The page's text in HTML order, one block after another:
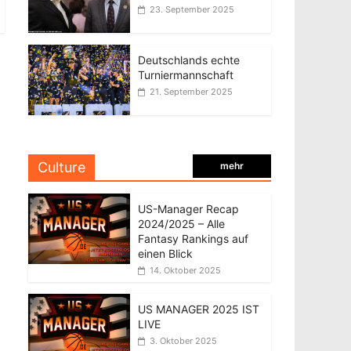
23. September 2025
Deutschlands echte
Turniermannschaft
21. September 2025
Culture mehr
US-Manager Recap
2024/2025 – Alle
Fantasy Rankings auf
einen Blick
14. Oktober 2025
US MANAGER 2025 IST
LIVE
3. Oktober 2025